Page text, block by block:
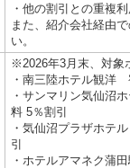
・他の割引との重複
また、紹介会社経由
い。
※2026年3月末、対象
・南三陸ホテル観洋
・サンマリン気仙沼
料 5％割引
・気仙沼プラザホテ
引
・ホテルアマネク蒲